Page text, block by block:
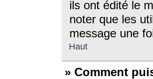
ils ont édité le
noter que les
message une
Haut
» Comment